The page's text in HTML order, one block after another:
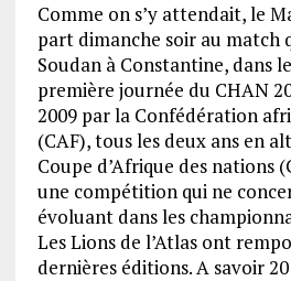
Comme on s’y attendait, le
part dimanche soir au match
Soudan à Constantine, dans
première journée du CHAN
2009 par la Confédération
(CAF), tous les deux ans en
Coupe d’Afrique des nations
une compétition qui ne
évoluant dans les
Les Lions de l’Atlas ont
dernières éditions. A savoir